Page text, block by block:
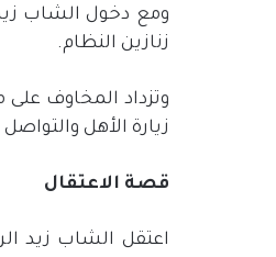
ومع دخول الشاب
زنازين النظام.
وتزداد المخاوف
زيارة الأهل
قصة الاعتقال
اعتقل الشاب زيد